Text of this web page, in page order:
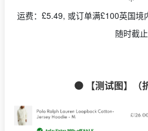
运费：£5.49, 或订单满£100英国
随时截止
🟠 【测试图】（